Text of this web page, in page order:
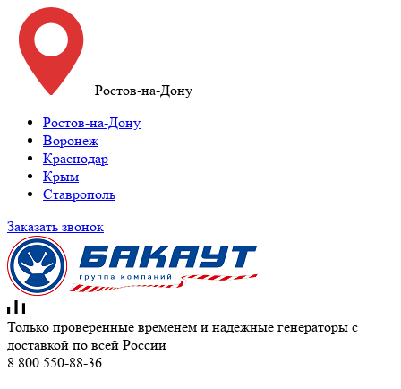
Ростов-на-Дону
Ростов-на-Дону
Воронеж
Краснодар
Крым
Ставрополь
Заказать звонок
Только проверенные временем и надежные генераторы с
доставкой по всей России
8 800 550-88-36